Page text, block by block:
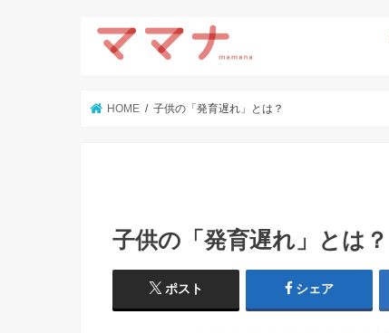
HOME 子供の「発育遅れ」とは？
子供の「発育遅れ」とは？
ポスト シェア